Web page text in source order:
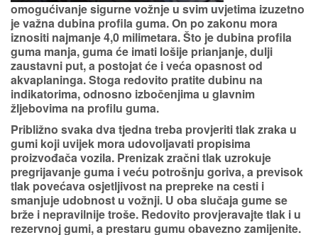
omogućivanje sigurne vožnje u svim uvjetima izuzetno
je važna dubina profila guma. On po zakonu mora
iznositi najmanje 4,0 milimetara. Što je dubina profila
guma manja, guma će imati lošije prianjanje, dulji
zaustavni put, a postojat će i veća opasnost od
akvaplaninga.Stoga redovito pratite dubinu na
indikatorima, odnosno izbočenjima u glavnim
žljebovima na profilu guma.
Približno svaka dva tjedna treba provjeriti tlak zraka u
gumi koji uvijek mora udovoljavati propisima
proizvođača vozila. Prenizak zračni tlak uzrokuje
pregrijavanje guma i veću potrošnju goriva, a previsok
tlak povećava osjetljivost na prepreke na cesti i
smanjuje udobnost u vožnji. U oba slučaja gume se
brže i nepravilnije troše. Redovito provjeravajte tlak i u
rezervnoj gumi, a prestaru gumu obavezno zamijenite.